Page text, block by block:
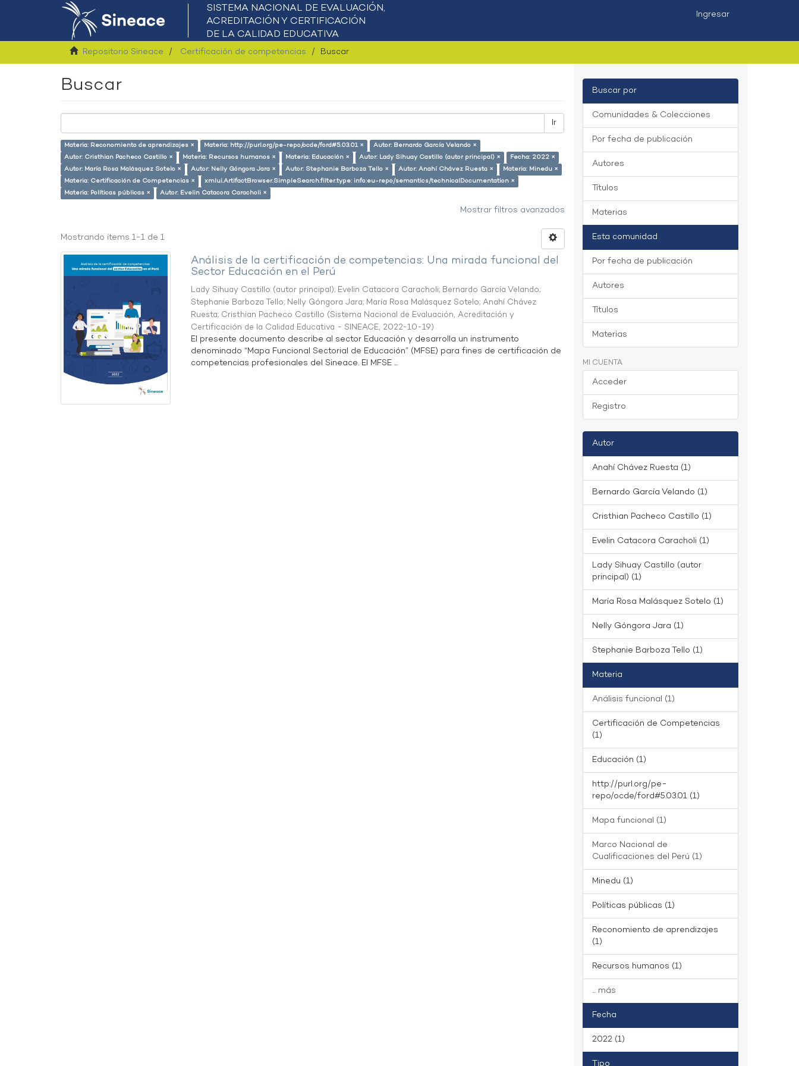
Ingresar
Repositorio Sineace Certificación de competencias Buscar
Buscar
Ir
Materia: Reconomiento de aprendizajes × Materia: http://purl.org/pe-repo/ocde/ford#5.03.01 ×
Autor: Bernardo García Velando ×
Autor: Cristhian Pacheco Castillo ×
Materia: Recursos humanos × Materia: Educación × Autor: Lady Sihuay Castillo (autor principal) ×
Fecha: 2022 ×
Autor: María Rosa Malásquez Sotelo ×
Autor: Nelly Góngora Jara × Autor: Stephanie Barboza Tello × Autor: Anahí Chávez Ruesta ×
Materia: Minedu ×
Materia: Certificación de Competencias ×
xmlui.ArtifactBrowser.SimpleSearch.filter.type: info:eu-repo/semantics/technicalDocumentation ×
Materia: Políticas públicas ×
Autor: Evelin Catacora Caracholi ×
Mostrar filtros avanzados
Mostrando ítems 1-1 de 1
Análisis de la certificación de competencias: Una mirada funcional del
Sector Educación en el Perú
Lady Sihuay Castillo (autor principal); Evelin Catacora Caracholi; Bernardo García Velando;
Stephanie Barboza Tello; Nelly Góngora Jara; María Rosa Malásquez Sotelo;Anahí Chávez
Ruesta; Cristhian Pacheco Castillo (Sistema Nacional de Evaluación, Acreditación y
Certificación de la Calidad Educativa - SINEACE, 2022-10-19)
El presente documento describe al sector Educación y desarrolla un instrumento
denominado “Mapa Funcional Sectorial de Educación” (MFSE) para fines de certificación de
competencias profesionales del Sineace. El MFSE ...
Buscar por
Comunidades & Colecciones
Por fecha de publicación
Autores
Títulos
Materias
Esta comunidad
Por fecha de publicación
Autores
Títulos
Materias
MI CUENTA
Acceder
Registro
Autor
Anahí Chávez Ruesta (1)
Bernardo García Velando (1)
Cristhian Pacheco Castillo (1)
Evelin Catacora Caracholi (1)
Lady Sihuay Castillo (autor
principal) (1)
María Rosa Malásquez Sotelo (1)
Nelly Góngora Jara (1)
Stephanie Barboza Tello (1)
Materia
Análisis funcional (1)
Certificación de Competencias
(1)
Educación (1)
http://purl.org/pe-
repo/ocde/ford#5.03.01 (1)
Mapa funcional (1)
Marco Nacional de
Cualificaciones del Perú (1)
Minedu (1)
Políticas públicas (1)
Reconomiento de aprendizajes
(1)
Recursos humanos (1)
... más
Fecha
2022 (1)